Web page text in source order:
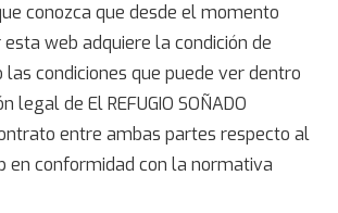
conozca que desde el momento
web adquiere la condición de
las condiciones que puede ver dentro
legal de El REFUGIO SOÑADO
entre ambas partes respecto al
en conformidad con la normativa